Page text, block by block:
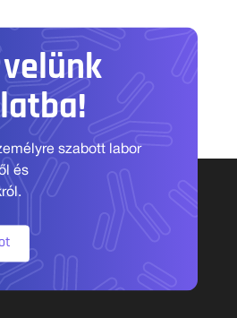
szabott labor
és